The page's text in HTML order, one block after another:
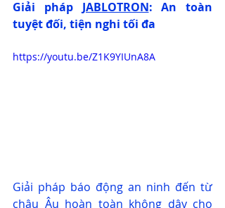
Giải pháp JABLOTRON: An toàn
tuyệt đối, tiện nghi tối đa
https://youtu.be/Z1K9YIUnA8A
Giải pháp báo động an ninh đến từ
châu Âu hoàn toàn không dây cho